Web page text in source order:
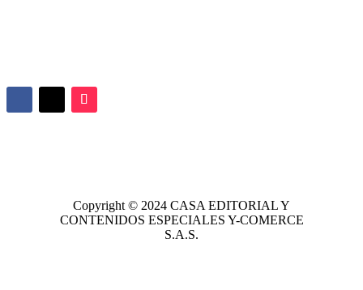
Copyright © 2024 CASA EDITORIALY
CONTENIDOS ESPECIALES Y-COMERCE
S.A.S.